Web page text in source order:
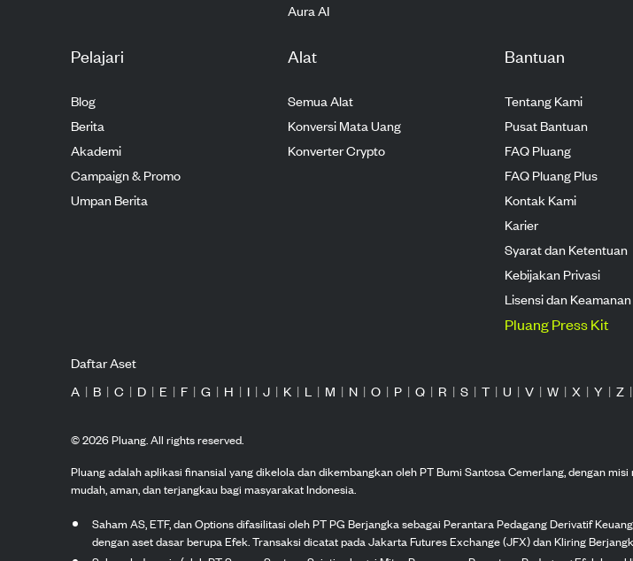
Aura AI
Pelajari
Blog
Berita
Akademi
Campaign & Promo
Umpan Berita
Alat
Semua Alat
Konversi Mata Uang
Konverter Crypto
Bantuan
Tentang Kami
Pusat Bantuan
FAQ Pluang
FAQ Pluang Plus
Kontak Kami
Karier
Syarat dan Ketentuan
Kebijakan Privasi
Lisensi dan Keamanan
Pluang Press Kit
Daftar Aset
A | B | C | D | E | F | G | H | I | J | K | L | M | N | O | P | Q | R | S | T | U | V | W | X | Y | Z |
©2026Pluang. All rights reserved.
Pluang adalah aplikasi finansial yang dikelola dan dikembangkan oleh PT Bumi Santosa Cemerlang, dengan
mudah, aman, dan terjangkau bagi masyarakat Indonesia.
Saham AS, ETF, dan Options difasilitasi oleh PT PG Berjangka sebagai Perantara Pedagang Derivatif
dengan aset dasar berupa Efek. Transaksi dicatat pada Jakarta Futures Exchange (JFX) dan Kliring